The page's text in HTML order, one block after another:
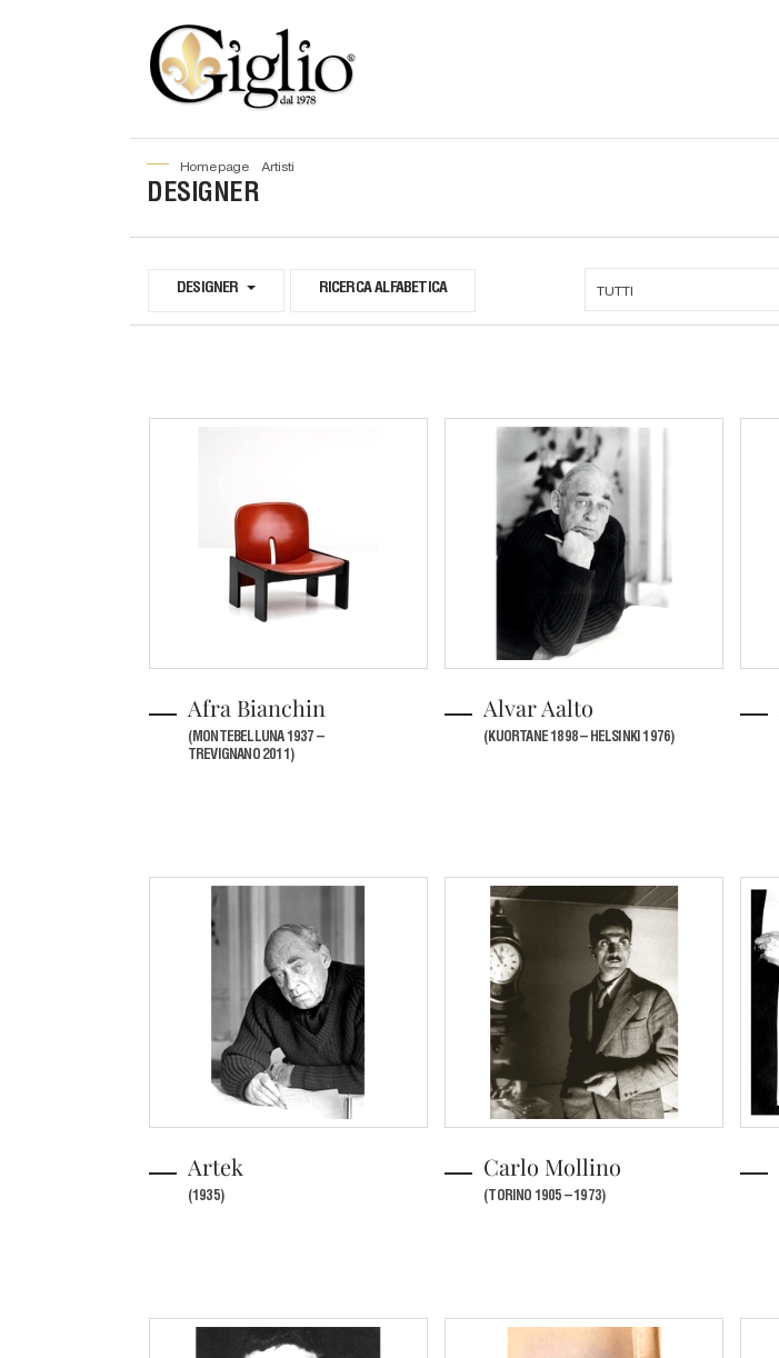
home page artisti
DESIGNER
DESIGNER RICERCA ALFABETICA
Afra Bianchin
(MONTEBELLUNA 1937 –
TREVIGNANO 2011)
Alvar Aalto
(KUORTANE 1898 – HELSINKI 1976)
Artek
(1935)
Carlo Mollino
(TORINO 1905 – 1973)